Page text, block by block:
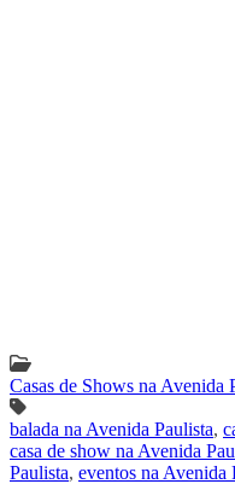
Casas de Shows na Avenida
balada na Avenida Paulista,
casa de show na Avenida
Paulista, eventos na Avenida